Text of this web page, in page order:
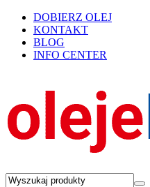
DOBIERZ OLEJ
KONTAKT
BLOG
INFO CENTER